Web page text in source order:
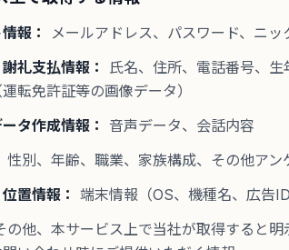
報：
メールアドレス、パスワード、ニッ
礼支払情報：
氏名、住所、電話番号、
転免許証等の画像データ）
タ作成情報：
音声データ、会話内容
性別、年齢、職業、家族構成、その他アン
置情報： 端末情報（OS、機種名、広告
の他、本サービス上で当社が取得すると